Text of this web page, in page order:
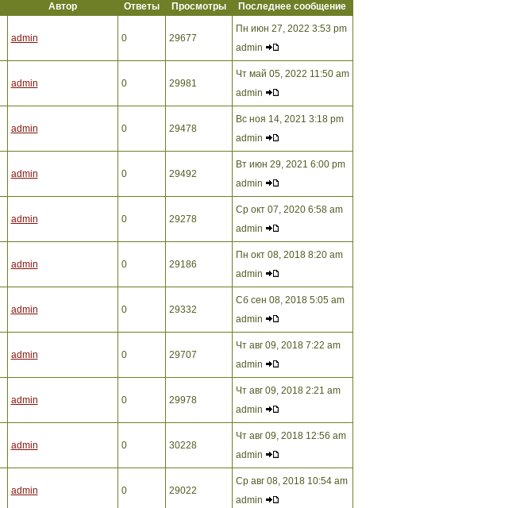
Автор Ответы Просмотры Последнее сообщение
admin 0 29677
Пн июн 27, 2022 3:53 pm
admin
admin 0 29981
Чт май 05, 2022 11:50 am
admin
admin 0 29478
Вс ноя 14, 2021 3:18 pm
admin
admin 0 29492
Вт июн 29, 2021 6:00 pm
admin
admin 0 29278
Ср окт 07, 2020 6:58 am
admin
admin 0 29186
Пн окт 08, 2018 8:20 am
admin
admin 0 29332
Сб сен 08, 2018 5:05 am
admin
admin 0 29707
Чт авг 09, 2018 7:22 am
admin
admin 0 29978
Чт авг 09, 2018 2:21 am
admin
admin 0 30228
Чт авг 09, 2018 12:56 am
admin
admin 0 29022
Ср авг 08, 2018 10:54 am
admin